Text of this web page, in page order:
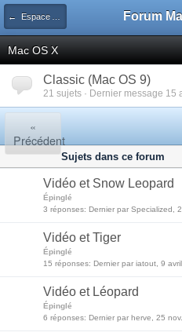
← Espace Agora Forum
Mac OS X
Classic (Mac OS 9)
21 sujets · Dernier message 15
«
Précédent
Sujets dans ce forum
Vidéo et Snow Leopard
Épinglé
3 réponses: Dernier par Specialized,
Vidéo et Tiger
Épinglé
15 réponses: Dernier par iatout, 9
Vidéo et Léopard
Épinglé
6 réponses: Dernier par herve, 25